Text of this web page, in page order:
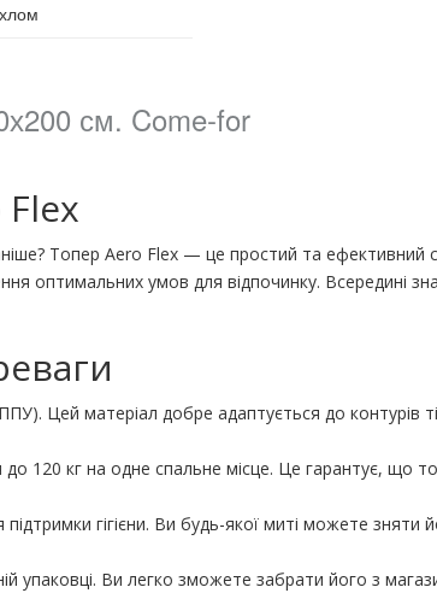
см. Come-for
Топер Aero Flex — це простий та
оптимальних умов для відпочинку. Всередині
Цей матеріал добре адаптується до контурів
120 кг на одне спальне місце. Це гарантує, що
гігієни. Ви будь-якої миті можете зняти
упаковці. Ви легко зможете забрати його з